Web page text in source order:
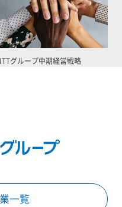
グループ中期経営戦略
一覧